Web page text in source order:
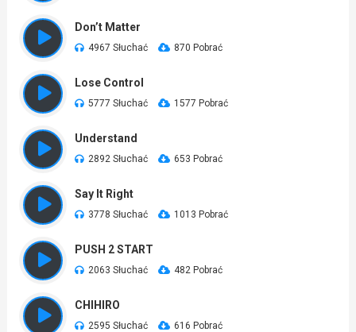
Don’t Matter
4967 Słuchać 870 Pobrać
Lose Control
5777 Słuchać 1577 Pobrać
Understand
2892 Słuchać 653 Pobrać
Say It Right
3778 Słuchać 1013 Pobrać
PUSH 2 START
2063 Słuchać 482 Pobrać
CHIHIRO
2595 Słuchać 616 Pobrać